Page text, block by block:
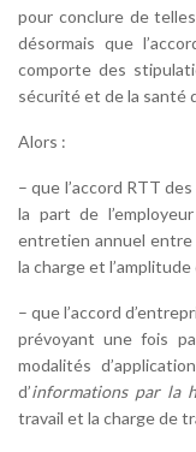
pour conclure de
désormais que
comporte des
sécurité et de la santé
Alors :
– que l’accord RTT
la part de
entretien annuel entre
la charge et
– que l’accord
prévoyant une fois
modalités
d’informations par la
travail et la charge de